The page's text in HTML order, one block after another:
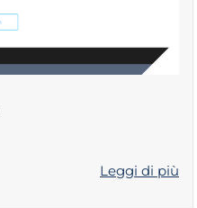
Leggi di più